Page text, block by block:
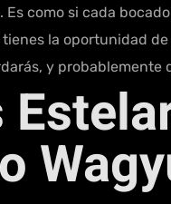
como si cada
la oportunidad
y probablemente